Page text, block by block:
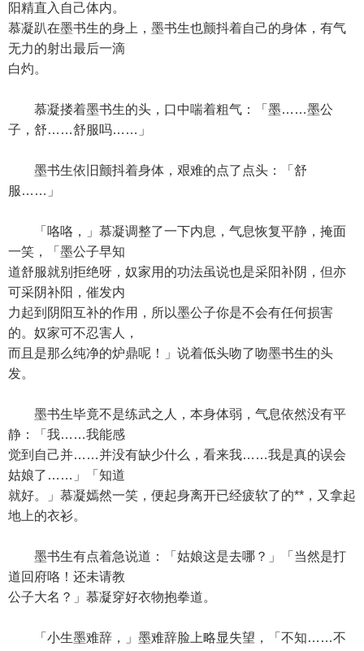
阳精直入自己体内。
慕凝趴在墨书生的身上，墨书生也颤抖着自己的身体，有气
无力的射出最后一滴
白灼。
慕凝搂着墨书生的头，口中喘着粗气：「墨……墨公
子，舒……舒服吗……」
墨书生依旧颤抖着身体，艰难的点了点头：「舒
服……」
「咯咯，」慕凝调整了一下内息，气息恢复平静，掩面
一笑，「墨公子早知
道舒服就别拒绝呀，奴家用的功法虽说也是采阳补阴，但亦
可采阴补阳，催发内
力起到阴阳互补的作用，所以墨公子你是不会有任何损害
的。奴家可不忍害人，
而且是那么纯净的炉鼎呢！」说着低头吻了吻墨书生的头
发。
墨书生毕竟不是练武之人，本身体弱，气息依然没有平
静：「我……我能感
觉到自己并……并没有缺少什么，看来我……我是真的误会
姑娘了……」「知道
就好。」慕凝嫣然一笑，便起身离开已经疲软了的**，又拿起
地上的衣衫。
墨书生有点着急说道：「姑娘这是去哪？」「当然是打
道回府咯！还未请教
公子大名？」慕凝穿好衣物抱拳道。
「小生墨难辞，」墨难辞脸上略显失望，「不知……不